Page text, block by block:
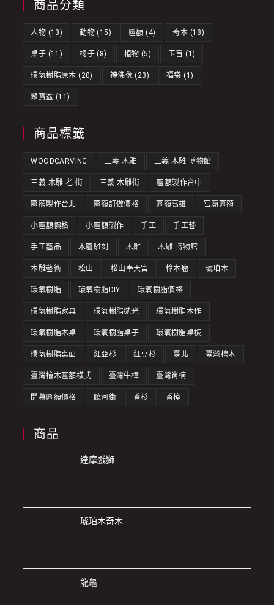
商品分類
人物 (13) 動物 (15) 匾額 (4) 奇木 (18)
桌子 (11) 椅子 (8) 植物 (5) 玉旨 (1)
環氧樹脂原木 (20) 神佛像 (23) 福袋 (1)
聚寶盆 (11)
商品標籤
WOODCARVING 三義 木雕 三義 木雕 博物館
三義 木雕 老 街 三義 木雕街 匾額製作台中
匾額製作台北 匾額訂做價格 匾額高雄 宮廟匾額
小匾額價格 小匾額製作 手工 手工藝
手工藝品 木匾雕刻 木雕 木雕 博物館
木雕藝術 松山 松山奉天宮 樟木瘤 琥珀木
環氧樹脂 環氧樹脂DIY 環氧樹脂價格
環氧樹脂家具 環氧樹脂拋光 環氧樹脂木作
環氧樹脂木桌 環氧樹脂桌子 環氧樹脂桌板
環氧樹脂桌面 紅亞杉 紅豆杉 臺北 臺灣檜木
臺灣檜木匾額樣式 臺灣牛樟 臺灣肖楠
開幕匾額價格 饒河街 香杉 香樟
商品
達摩戲獅
琥珀木奇木
龍龜